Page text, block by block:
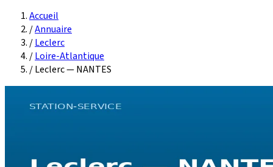
Accueil
/Annuaire
/Leclerc
/Loire-Atlantique
/Leclerc — NANTES